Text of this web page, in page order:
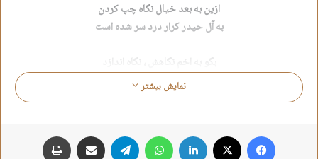
ازین به بعد خیال نگاه چپ کردن
به آل حیدر کرار درد سر شده است
کسی ز جان و سر خویش سیر اگر شده است
اجازه هست بگویم خدا بشر شده است ؟
نمایش بیشتر
فیس بوک لینکدین تلگرام اشتراک گذاری از طریق ایمیل